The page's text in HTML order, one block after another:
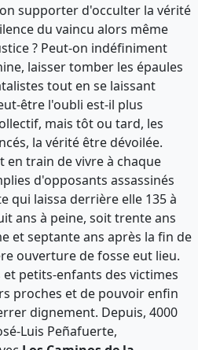
supporter d'occulter la vérité
du vaincu alors même
? Peut-on indéfiniment
laisser tomber les épaules
tout en se laissant
être l'oubli est-il plus
mais tôt ou tard, les
la vérité être dévoilée.
en train de vivre à chaque
d'opposants assassinés
qui laissa derrière elle 135 à
ans à peine, soit trente ans
et septante ans après la fin de
ouverture de fosse eut lieu.
petits-enfants des victimes
proches et de pouvoir enfin
dignement. Depuis, 4000
Luis Peñafuerte,